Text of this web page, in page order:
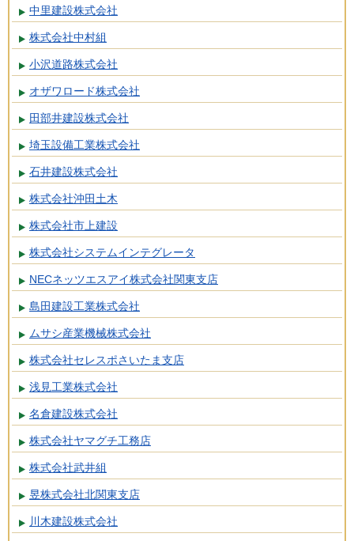
中里建設株式会社
株式会社中村組
小沢道路株式会社
オザワロード株式会社
田部井建設株式会社
埼玉設備工業株式会社
石井建設株式会社
株式会社沖田土木
株式会社市上建設
株式会社システムインテグレータ
NECネッツエスアイ株式会社関東支店
島田建設工業株式会社
ムサシ産業機械株式会社
株式会社セレスポさいたま支店
浅見工業株式会社
名倉建設株式会社
株式会社ヤマグチ工務店
株式会社武井組
昱株式会社北関東支店
川木建設株式会社